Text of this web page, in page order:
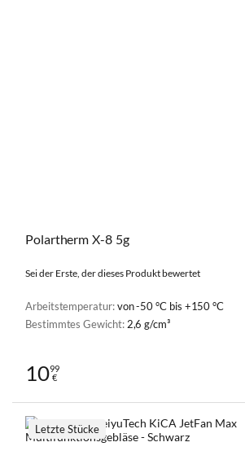
Polartherm X-8 5g
Sei der Erste, der dieses Produkt bewertet
Arbeitstemperatur:von -50 °C bis +150 °C
Bestimmtes Gewicht: 2,6 g/cm³
1099
€
Letzte Stücke